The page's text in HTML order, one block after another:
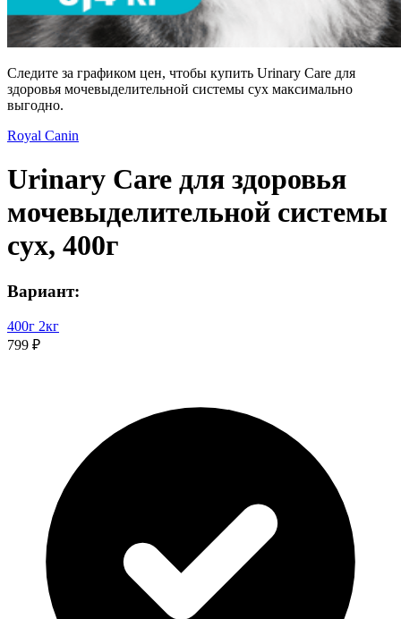
Следите за графиком цен, чтобы купить Urinary Care для
здоровья мочевыделительной системы сух максимально
выгодно.
Royal Canin
Urinary Care для здоровья
мочевыделительной системы
сух, 400г
Вариант:
400г 2кг
799 ₽